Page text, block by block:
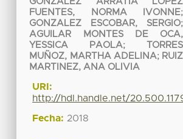
FUENTES, NORMA IVONNE;
GONZALEZ ESCOBAR, SERGIO;
AGUILAR MONTES DE OCA,
YESSICA PAOLA;
TORRES
MUÑOZ, MARTHA ADELINA; RUIZ
MARTINEZ, ANA OLIVIA
URI:
http://hdl.handle.net/
Fecha: 2018